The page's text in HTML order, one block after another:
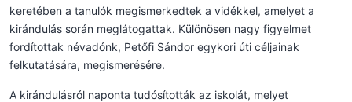
keretében a tanulók megismerkedtek a vidékkel, amelyet a
kirándulás során meglátogattak. Különösen nagy figyelmet
fordítottak névadónk, Petőfi Sándor egykori úti céljainak
felkutatására, megismerésére.
A kirándulásról naponta tudósították az iskolát, melyet